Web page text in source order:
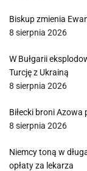
Biskup zmienia
8 sierpnia 2026
W Bułgarii
Turcję z Ukrainą
8 sierpnia 2026
Biłecki broni
8 sierpnia 2026
Niemcy toną w
opłaty za lekarza